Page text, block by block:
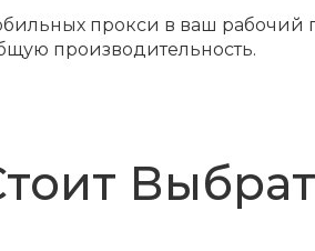
прокси в ваш рабочий
производительность.